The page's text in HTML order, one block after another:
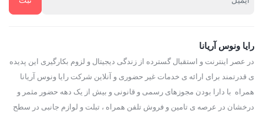
رایا ونوس آریانا
در عصر اینترنت و استقبال گسترده از زندگی دیجیتال و لزوم بکارگیری این پدیده
ی قدرتمند برای ارائه ی خدمات غیر حضوری و آنلاین شرکت رایا ونوس آریانا
همراه با دارا بودن مجوزهای رسمی و قانونی و بیش از یک دهه حضور مثمر و
درخشان در عرصه ی تامین و فروش تلفن همراه ، تبلت و لوازم جانبی در سطح